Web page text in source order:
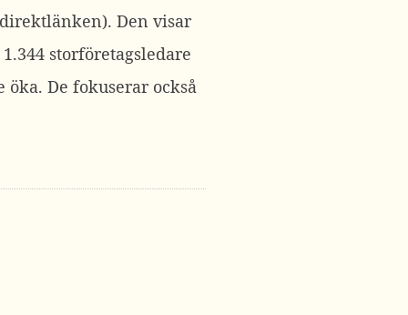
Den visar
storföretagsledare
De fokuserar också